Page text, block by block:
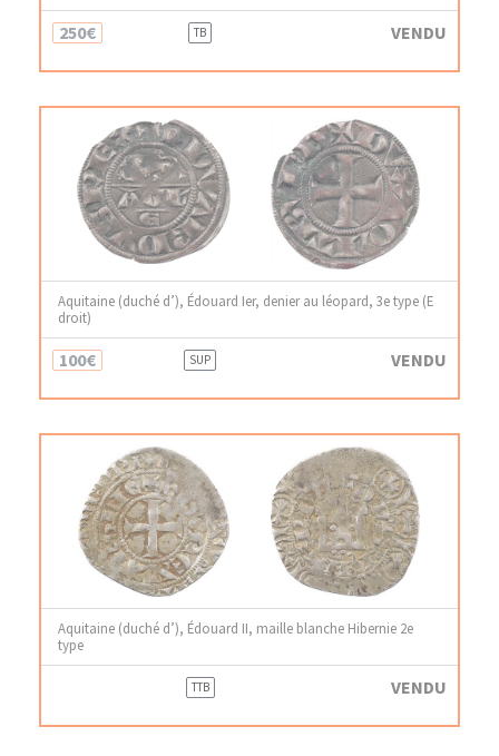
250€ TB VENDU
Aquitaine (duché d’), Édouard Ier, denier au léopard, 3e type (E
droit)
100€ SUP VENDU
Aquitaine (duché d’), Édouard II, maille blanche Hibernie 2e
type
TTB VENDU